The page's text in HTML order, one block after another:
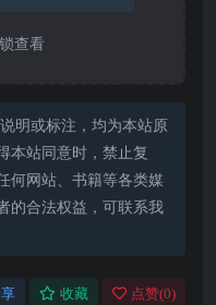
查看
明或标注，均为本站原
本站同意时，禁止复
何网站、书籍等各类媒
的合法权益，可联系我
收藏 点赞(0)